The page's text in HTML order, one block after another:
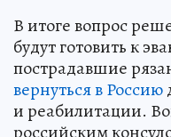
В итоге вопрос
будут готовить к
пострадавшие
вернуться в Россию
и реабилитации.